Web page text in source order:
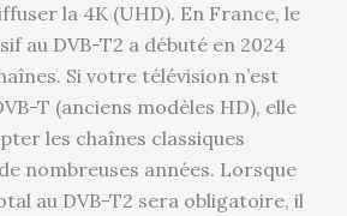
la 4K (UHD). En France, le
au DVB-T2 a débuté en 2024
Si votre télévision n’est
T (anciens modèles HD), elle
les chaînes classiques
nombreuses années. Lorsque
au DVB-T2 sera obligatoire, il